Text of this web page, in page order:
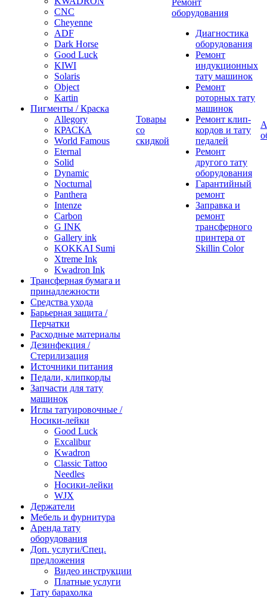
CNC
Cheyenne
ADF
Dark Horse
Good Luck
KIWI
Solaris
Object
Kartin
Пигменты / Краска
Allegory
КРАСКА
World Famous
Eternal
Solid
Dynamic
Nocturnal
Panthera
Intenze
Carbon
G INK
Gallery ink
KOKKAI Sumi
Xtreme Ink
Kwadron Ink
Трансферная бумага и
принадлежности
Средства ухода
Барьерная защита /
Перчатки
Расходные материалы
Дезинфекция /
Стерилизация
Источники питания
Педали, клипкорды
Запчасти для тату
машинок
Иглы татуировочные /
Носики-лейки
Good Luck
Excalibur
Kwadron
Classic Tattoo
Needles
Носики-лейки
WJX
Держатели
Мебель и фурнитура
Аренда тату
оборудования
Доп. услуги/Спец.
предложения
Видео инструкции
Платные услуги
Тату барахолка
Товары
со
скидкой
Ремонт
оборудования
Диагностика
оборудования
Ремонт
индукционных
тату машинок
Ремонт
роторных тату
машинок
Ремонт клип-
кордов и тату
педалей
Ремонт
другого тату
оборудования
Гарантийный
ремонт
Заправка и
ремонт
трансферного
принтера от
Skillin Color